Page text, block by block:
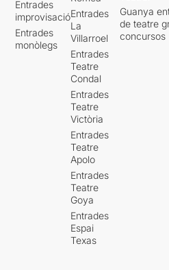
Entrades
improvisació
Entrades
monòlegs
Entrades
La
Villarroel
Entrades
Teatre
Condal
Entrades
Teatre
Victòria
Entrades
Teatre
Apolo
Entrades
Teatre
Goya
Entrades
Espai
Texas
Guanya
de teatre
concursos